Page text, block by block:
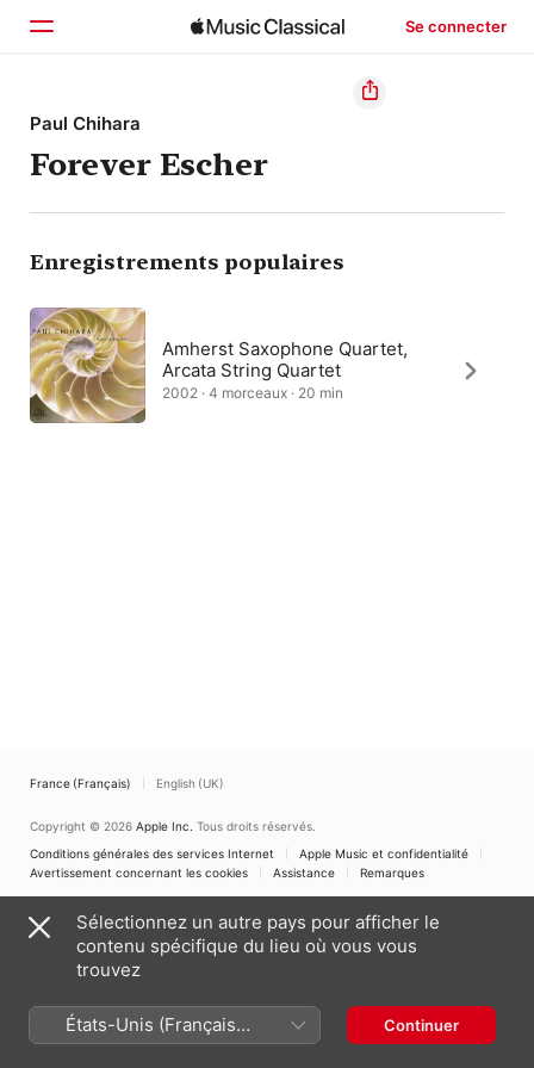
Se connecter
Accueil
Parcourir
Rechercher
Paul Chihara
Forever Escher
Enregistrements populaires
Amherst Saxophone Quartet,
Arcata String Quartet
2002 · 4 morceaux · 20 min
France (Français) English (UK)
Copyright © 2026 Apple Inc. Tous droits réservés.
Conditions générales des services Internet
Apple Music et confidentialité
Avertissement concernant les cookies
Assistance Remarques
Sélectionnez un autre pays pour afficher le
contenu spécifique du lieu où vous vous
trouvez
États-Unis (Français
France)
Continuer